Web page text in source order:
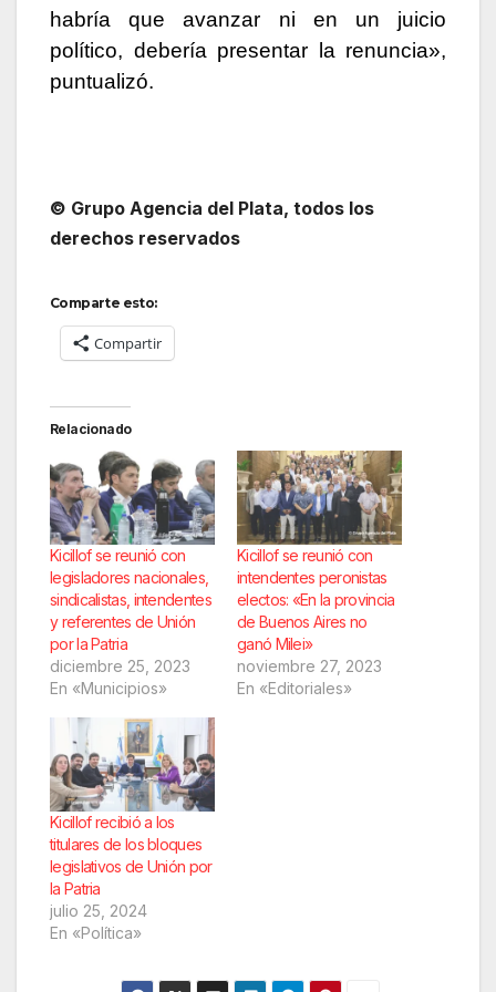
habría que avanzar ni en un juicio
político, debería presentar la renuncia»,
puntualizó.
© Grupo Agencia del Plata, todos los
derechos reservados
Comparte esto:
Compartir
Relacionado
Kicillof se reunió con
legisladores nacionales,
sindicalistas, intendentes
y referentes de Unión
por la Patria
diciembre 25, 2023
En «Municipios»
Kicillof se reunió con
intendentes peronistas
electos: «En la provincia
de Buenos Aires no
ganó Milei»
noviembre 27, 2023
En «Editoriales»
Kicillof recibió a los
titulares de los bloques
legislativos de Unión por
la Patria
julio 25, 2024
En «Política»